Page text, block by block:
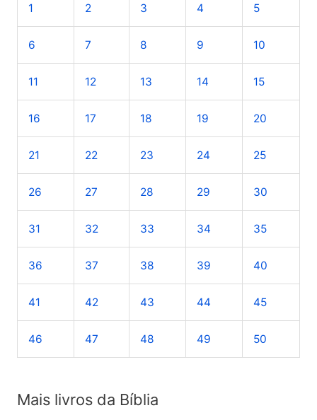
s
r
1 2 3 4 5
6 7 8 9 10
11 12 13 14 15
16 17 18 19 20
21 22 23 24 25
26 27 28 29 30
31 32 33 34 35
36 37 38 39 40
41 42 43 44 45
46 47 48 49 50
Mais livros da Bíblia